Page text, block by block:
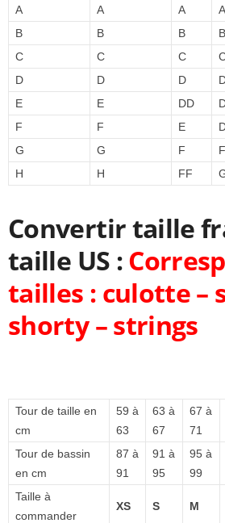
A
A A A
B
B B B
C
C C
D
D D
E
E DD
F
F E
G
G F F
H
H FF
Convertir taille
taille US :
tailles : culotte –
shorty – strings
Tour de taille en
cm
59 à
63
63 à
67
67 à
71
Tour de bassin
en cm
87 à
91
91 à
95
95 à
99
Taille à
commander
XS S M